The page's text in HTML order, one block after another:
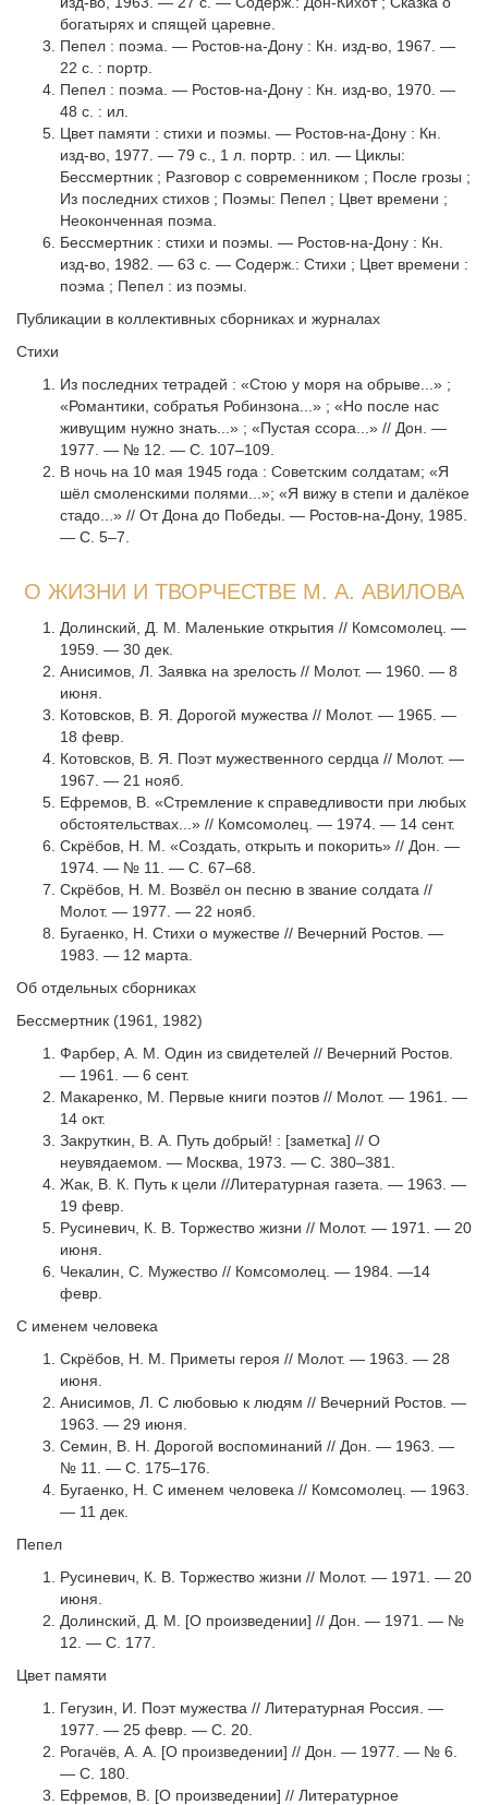
богатырях и спящей царевне.
Пепел : поэма. — Ростов-на-Дону : Кн. изд-во, 1967. —
22 с. : портр.
Пепел : поэма. — Ростов-на-Дону : Кн. изд-во, 1970. —
48 с. : ил.
Цвет памяти : стихи и поэмы. — Ростов-на-Дону : Кн.
изд-во, 1977. — 79 с., 1 л. портр. : ил. — Циклы:
Бессмертник ; Разговор с современником ; После грозы ;
Из послед­них стихов ; Поэмы: Пепел ; Цвет времени ;
Неоконченная поэма.
Бессмертник : стихи и поэмы. — Ростов-на-Дону : Кн.
изд-во, 1982. — 63 с. — Содерж.: Стихи ; Цвет времени :
поэма ; Пепел : из поэмы.
Публикации в коллективных сборниках и журналах
Стихи
Из последних тетрадей : «Стою у моря на обрыве...» ;
«Романтики, собратья Робинзона...» ; «Но после нас
живущим нужно знать...» ; «Пустая ссора...» // Дон. —
1977. — № 12. — С. 107–109.
В ночь на 10 мая 1945 года : Советским солдатам; «Я
шёл смоленскими полями...»; «Я вижу в степи и далёкое
стадо...» // От Дона до Победы. — Ростов-на-Дону, 1985.
— С. 5–7.
О ЖИЗНИ И ТВОРЧЕСТВЕ М. А. АВИЛОВА
Долинский, Д. М. Маленькие открытия // Комсомолец. —
1959. — 30 дек.
Анисимов, Л. Заявка на зрелость // Молот. — 1960. — 8
июня.
Котовсков, В. Я. Дорогой мужества // Молот. — 1965. —
18 февр.
Котовсков, В. Я. Поэт мужественного сердца // Молот. —
1967. — 21 нояб.
Ефремов, В. «Стремление к справедливости при любых
обстоятель­ствах...» // Комсомолец. — 1974. — 14 сент.
Скрёбов, Н. М. «Создать, открыть и покорить» // Дон. —
1974. — № 11. — С. 67–68.
Скрёбов, Н. М. Возвёл он песню в звание солдата //
Молот. — 1977. — 22 нояб.
Бугаенко, Н. Стихи о мужестве // Вечерний Ростов. —
1983. — 12 марта.
Об отдельных сборниках
Бессмертник (1961, 1982)
Фарбер, А. М. Один из свидетелей // Вечерний Ростов.
— 1961. — 6 сент.
Макаренко, М. Первые книги поэтов // Молот. — 1961. —
14 окт.
Закруткин, В. А. Путь добрый! : [заметка] // О
неувядаемом. — Москва, 1973. — С. 380–381.
Жак, В. К. Путь к цели //Литературная газета. — 1963. —
19 февр.
Русиневич, К. В. Торжество жизни // Молот. — 1971. — 20
июня.
Чекалин, С. Мужество // Комсомолец. — 1984. —14
февр.
С именем человека
Скрёбов, Н. М. Приметы героя // Молот. — 1963. — 28
июня.
Анисимов, Л. С любовью к людям // Вечерний Ростов. —
1963. — 29 июня.
Семин, В. Н. Дорогой воспоминаний // Дон. — 1963. —
№ 11. — С. 175–176.
Бугаенко, Н. С именем человека // Комсомолец. — 1963.
— 11 дек.
Пепел
Русиневич, К. В. Торжество жизни // Молот. — 1971. — 20
июня.
Долинский, Д. М. [О произведении] // Дон. — 1971. — №
12. — С. 177.
Цвет памяти
Гегузин, И. Поэт мужества // Литературная Россия. —
1977. — 25 февр. — С. 20.
Рогачёв, А. А. [О произведении] // Дон. — 1977. — № 6.
— С. 180.
Ефремов, В. [О произведении] // Литературное